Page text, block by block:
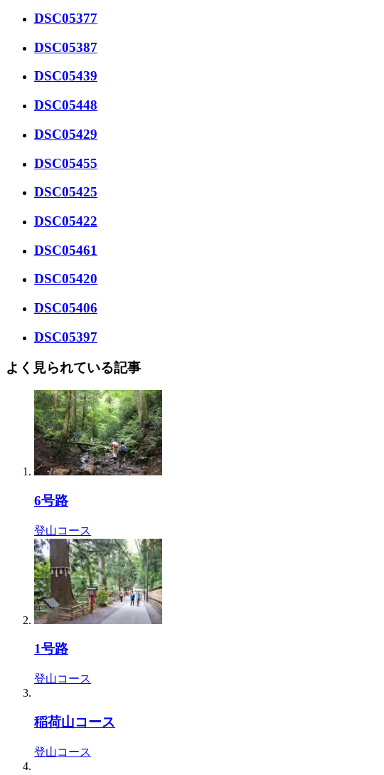
DSC05377
DSC05387
DSC05439
DSC05448
DSC05429
DSC05455
DSC05425
DSC05422
DSC05461
DSC05420
DSC05406
DSC05397
よく見られている記事
6号路
登山コース
1号路
登山コース
稲荷山コース
登山コース